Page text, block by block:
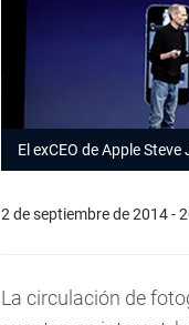
El exCEO de Apple
2 de septiembre de 2014 -
La circulación de